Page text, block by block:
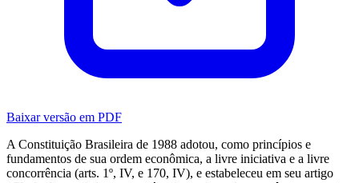
Baixar versão em PDF
A Constituição Brasileira de 1988 adotou, como princípios e
fundamentos de sua ordem econômica, a livre iniciativa e a livre
concorrência (arts. 1º, IV, e 170, IV), e estabeleceu em seu artigo